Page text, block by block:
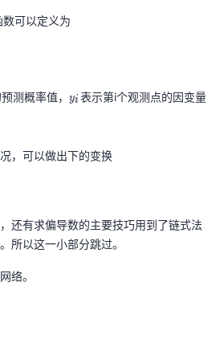
可以定义为
测概率值， yi 表示第i个观测点的因变量
，可以做出下的变换
还有求偏导数的主要技巧用到了链式法
所以这一小部分跳过。
络。